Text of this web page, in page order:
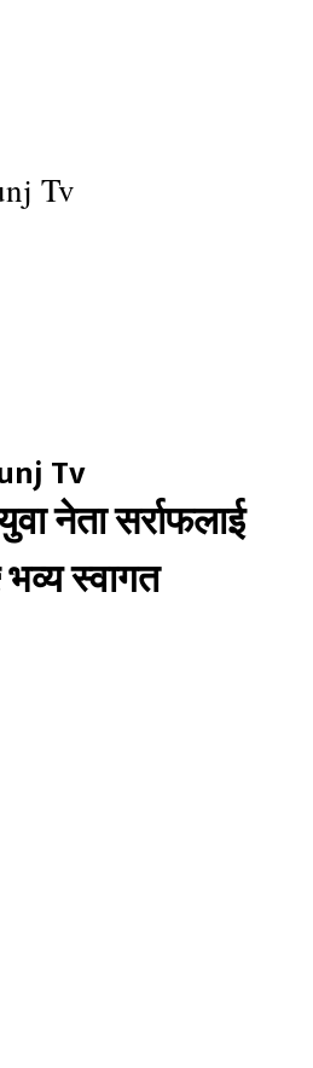
Tv
Tv
नेता सर्राफलाई
स्वागत